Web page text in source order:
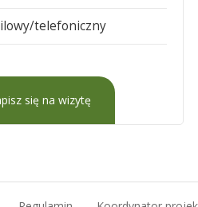
telefoniczny
się na wizytę